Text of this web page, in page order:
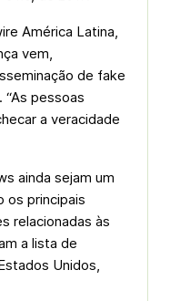
América Latina,
vem,
de fake
pessoas
a veracidade
ainda sejam um
os principais
relacionadas às
a lista de
Unidos,